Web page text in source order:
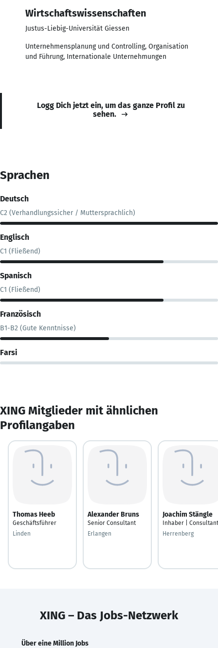
Wirtschaftswissenschaften
Justus-Liebig-Universität Giessen
Unternehmensplanung und Controlling, Organisation
und Führung, Internationale Unternehmungen
Logg Dich jetzt ein, um das ganze Profil zu
sehen.
Sprachen
Deutsch
C2 (Verhandlungssicher / Muttersprachlich)
Englisch
C1 (Fließend)
Spanisch
C1 (Fließend)
Französisch
B1-B2 (Gute Kenntnisse)
Farsi
XING Mitglieder mit ähnlichen
Profilangaben
Thomas Heeb
Geschäftsführer
Linden
Alexander Bruns
Senior Consultant
Erlangen
Joachim Stängle
Inhaber | Consultant
Herrenberg
XING – Das Jobs-Netzwerk
Über eine Million Jobs